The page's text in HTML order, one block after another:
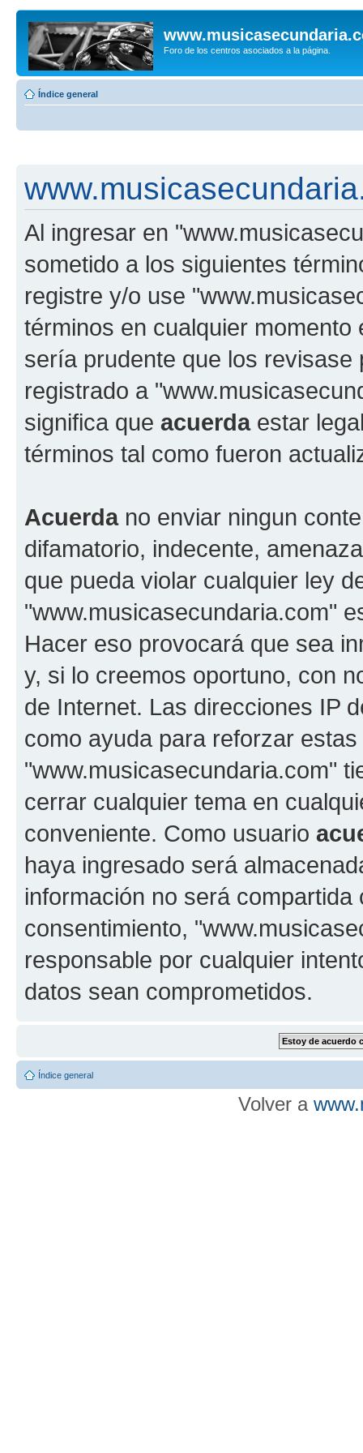
Foro de los centros asociados a la página.
Índice general
Al ingresar en
sometido a los siguientes
registre y/o use
términos en cualquier
sería prudente que los
registrado a
significa que acuerdaestar
términos tal como fueron
Acuerdano enviar ningun
difamatorio, indecente,
que pueda violar cualquier ley
"www.musicasecundaria.com"
Hacer eso provocará que sea
y, si lo creemos oportuno, con
de Internet. Las direcciones IP
como ayuda para reforzar
"www.musicasecundaria.com"
cerrar cualquier tema en
conveniente. Como usuario
haya ingresado será
información no será
consentimiento,
responsable por cualquier
datos sean comprometidos.
Índice general
Volver a